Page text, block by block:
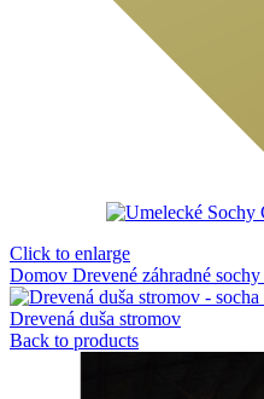
Click to enlarge
Domov Drevené záhradné sochy
Drevená duša stromov
Back to products